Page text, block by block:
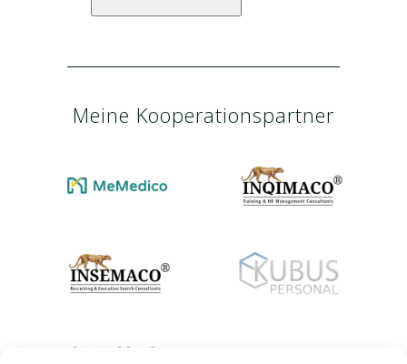
Meine Kooperationspartner